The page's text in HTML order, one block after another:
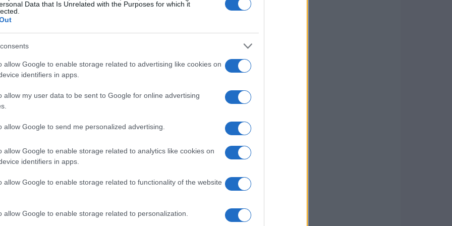
Data that Is Unrelated with the Purposes for which it
allow Google to enable storage related to advertising like cookies on
identifiers in apps.
allow my user data to be sent to Google for online advertising
allow Google to send me personalized advertising.
allow Google to enable storage related to analytics like cookies on
identifiers in apps.
allow Google to enable storage related to functionality of the website
allow Google to enable storage related to personalization.
nascono per caso. Eppure, questa casualità
sembra esistere da sempre, come se fosse
reinterpretasse. La sua sonorità è
come pelle sotto le dita. Non ci sono artifici
di verità e anima.
creando un parallelismo con le
da Mina a Patty Pravo, fino a Céline
Sei pronto a lasciarti trasportare? La sua
a esplorare le profondità
e gli stereotipi. Questo approccio
un amore che si manifesta in tutta la sua